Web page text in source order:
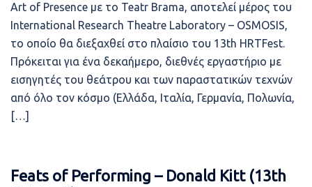
Art of Presence με το Teatr Brama, αποτελεί μέρος του
International Research Theatre Laboratory – OSMOSIS,
το οποίο θα διεξαχθεί στο πλαίσιο του 13th HRTFest.
Πρόκειται για ένα δεκαήμερο, διεθνές εργαστήριο με
εισηγητές του θεάτρου και των παραστατικών τεχνών
από όλο τον κόσμο (Ελλάδα, Ιταλία, Γερμανία, Πολωνία,
[…]
Feats of Performing – Donald Kitt (13th